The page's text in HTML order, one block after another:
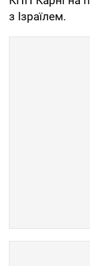
з Ізраїлем.